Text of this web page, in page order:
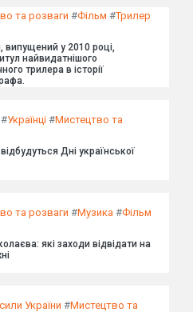
та розваги #Фільм #Трилер
випущений у 2010 році,
найвидатнішого
трилера в історії
#Українці #Мистецтво та
Дні української
та розваги #Музика #Фільм
які заходи відвідати на
України #Мистецтво та